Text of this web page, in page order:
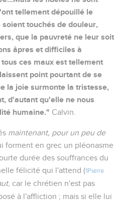
tellement dépouillé le
touchés de douleur,
que la pauvreté ne leur soit
âpres et difficiles à
ces maux est tellement
point pourtant de se
la joie surmonte la tristesse,
d'autant qu'elle ne nous
humaine." Calvin.
maintenant, pour un peu de
forment en grec un pléonasme
durée des souffrances du
félicité qui l'attend (1Pierre
, car le chrétien n'est pas
à l'affliction ; mais si elle lui